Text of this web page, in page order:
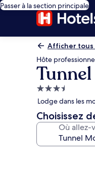
Passer à la section principale
Afficher tous
Hôte
Hébergement
3.5 étoiles
Lodge dans les
Choisissez
Où allez-